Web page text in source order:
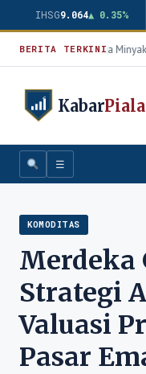
IHSG9.064▲ 0.35%
BERITA TERKINI
Harga
Kabar
☰
KOMODITAS
Merdeka
Strategi
Valuasi
Pasar